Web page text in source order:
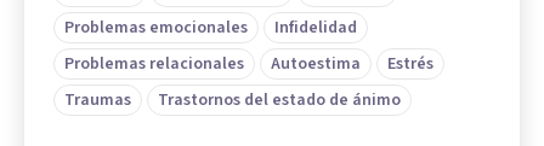
Problemas emocionales
Infidelidad
Problemas relacionales
Autoestima
Estrés
Traumas
Trastornos del estado de ánimo